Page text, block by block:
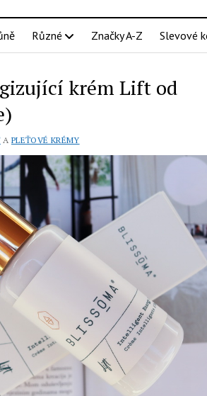
Různé Značky A-Z Slevové
krém Lift od
A PLEŤOVÉ KRÉMY